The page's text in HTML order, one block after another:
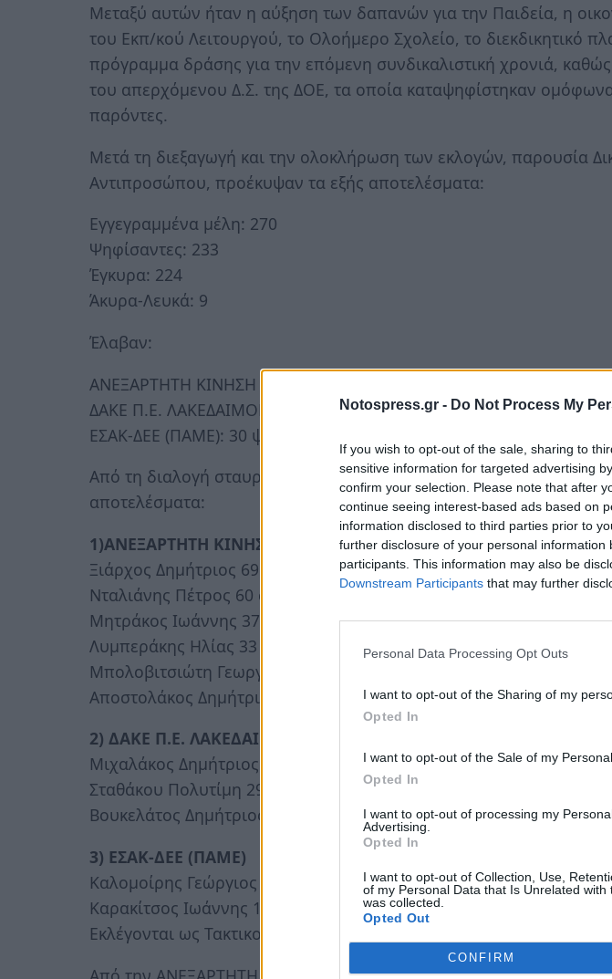
Notospress.gr - Do Not Process My
If you wish to opt-out of the sale, sharing to
sensitive information for targeted advertising
confirm your selection. Please note that after
continue seeing interest-based ads based on
information disclosed to third parties prior to
further disclosure of your personal information
participants. This information may also be
Downstream Participants that may further
Personal Data Processing Opt Outs
I want to opt-out of the Sharing of my
Opted In
I want to opt-out of the Sale of my Personal
Opted In
I want to opt-out of processing my
Advertising.
Opted In
I want to opt-out of Collection, Use,
of my Personal Data that Is Unrelated
was collected.
Opted Out
CONFIRM
Μεταξύ αυτών ήταν η αύξηση των δαπανών για την Παιδεία, η
του Εκπ/κού Λειτουργού, το Ολοήμερο Σχολείο, το διεκδικητικό
πρόγραμμα δράσης για την επόμενη συνδικαλιστική χρονιά,
του απερχόμενου Δ.Σ. της ΔΟΕ, τα οποία καταψηφίστηκαν
παρόντες.
Μετά τη διεξαγωγή και την ολοκλήρωση των εκλογών, παρουσία
Αντιπροσώπου, προέκυψαν τα εξής αποτελέσματα:
Εγγεγραμμένα μέλη: 270
Ψηφίσαντες: 233
Έγκυρα: 224
Άκυρα-Λευκά: 9
Έλαβαν:
ΑΝΕΞΑΡΤΗΤΗ ΚΙΝΗΣΗ ΕΚΠΑΙΔΕΥΤΙΚΩΝ Π.Ε. ΛΑΚΕΔΑΙΜΟΝΟΣ: 109
ΔΑΚΕ Π.Ε. ΛΑΚΕΔΑΙΜΟΝΟΣ: 85 ψηφ.
ΕΣΑΚ-ΔΕΕ (ΠΑΜΕ): 30 ψηφ.
Από τη διαλογή σταυρών προτίμησης κατά ψηφοδέλτιο υπήρξαν
αποτελέσματα:
1)ΑΝΕΞΑΡΤΗΤΗ ΚΙΝΗΣΗ ΕΚΠ/ΚΩΝ Π.Ε. ΛΑΚΕΔΑΙΜΟΝΟΣ
Ξιάρχος Δημήτριος 69 σταυροί
Νταλιάνης Πέτρος 60 σταυροί
Μητράκος Ιωάννης 37 σταυροί
Λυμπεράκης Ηλίας 33 σταυροί
Μπολοβιτσιώτη Γεωργία 27 σταυροί
Αποστολάκος Δημήτριος 24 σταυροί
2) ΔΑΚΕ Π.Ε. ΛΑΚΕΔΑΙΜΟΝΟΣ
Μιχαλάκος Δημήτριος 72 σταυροί
Σταθάκου Πολυτίμη 29 σταυροί
Βουκελάτος Δημήτριος 24 σταυροί
3) ΕΣΑΚ-ΔΕΕ (ΠΑΜΕ)
Καλομοίρης Γεώργιος 24 σταυροί
Καρακίτσος Ιωάννης 17 σταυροί
Εκλέγονται ως Τακτικοί Αντιπρόσωποι: